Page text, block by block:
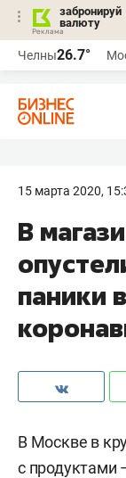
забронируй
валюту
Челны26.7°
15 марта 2020,
В
паники
В Москве в
с продуктами